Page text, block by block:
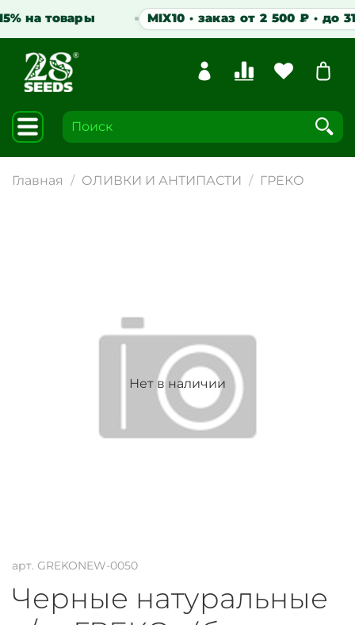
на товары MIX10 · заказ от 2 500 ₽ · до
Главная ОЛИВКИ И АНТИПАСТИ ГРЕКО
Нет в наличии
арт. GREKONEW-0050
Черные натуральные